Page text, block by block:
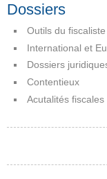
Dossiers
Outils du fiscaliste
International et
Dossiers
Contentieux
Acutalités fiscales